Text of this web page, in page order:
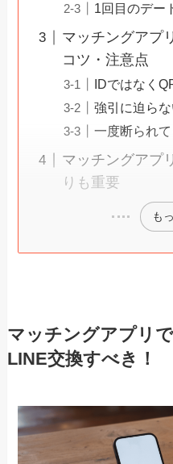
1回目のデー
マッチングアプ
コツ・注意点
IDではなく
強引に迫ら
一度断られ
マッチングアプ
りも重要
も
マッチングアプリ
LINE交換すべき！